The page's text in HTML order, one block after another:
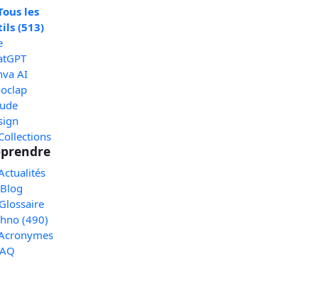
les
(513)
AI
(490)